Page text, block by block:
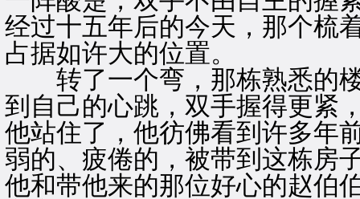
经过十五年后的今天，那个梳
占据如许大的位置。
转了一个弯，那栋熟悉的楼
到自己的心跳，双手握得更紧
他站住了，他彷佛看到许多年
弱的、疲倦的，被带到这栋房
他和带他来的那位好心的赵伯